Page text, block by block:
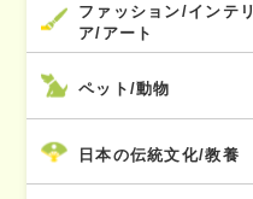
ファッション/インテリ
ア/アート
ペット/動物
日本の伝統文化/教養